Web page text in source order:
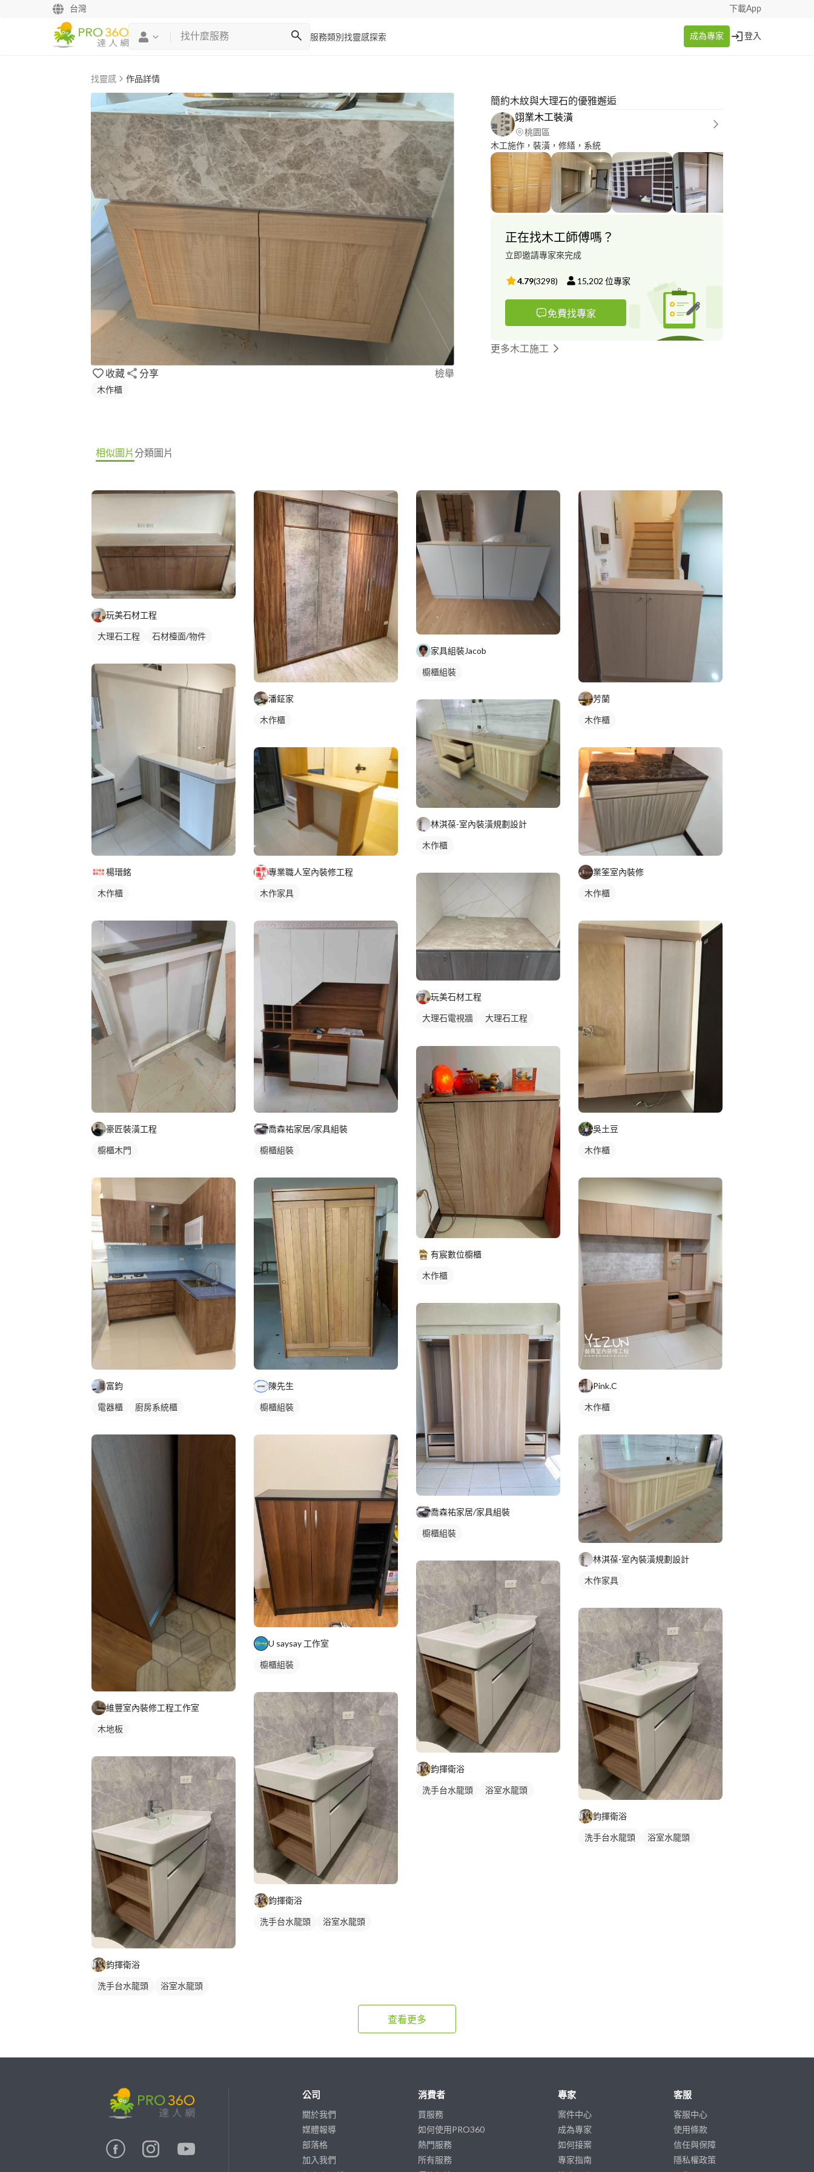
台灣 下載App
服務類別 找靈感探索 成為專家 登入
找靈感 作品詳情
收藏 分享 檢舉
木作櫃
簡約木紋與大理石的優雅邂逅
翊業木工裝潢
桃園區
木工施作，裝潢，修繕，系統
正在找木工師傅嗎？
立即邀請專家來完成
4.79(3298) 15,202 位專家
免費找專家
更多木工施工
相似圖片分類圖片
玩美石材工程
大理石工程 石材檯面/物件
楊瑨銘
木作櫃
豪匠裝潢工程
櫥櫃木門
富鈞
電器櫃 廚房系統櫃
維豐室內裝修工程工作室
木地板
鈞揮衛浴
洗手台水龍頭
浴室水龍頭
潘鉦家
木作櫃
專業職人室內裝修工程
木作家具
喬森祐家居/家具組裝
櫥櫃組裝
陳先生
櫥櫃組裝
U saysay 工作室
櫥櫃組裝
鈞揮衛浴
洗手台水龍頭
浴室水龍頭
家具組裝Jacob
櫥櫃組裝
林淇葆-室內裝潢規劃設計
木作櫃
玩美石材工程
大理石電視牆
大理石工程
有宸數位櫥櫃
木作櫃
喬森祐家居/家具組裝
櫥櫃組裝
鈞揮衛浴
洗手台水龍頭
浴室水龍頭
芳蘭
木作櫃
業筌室內裝修
木作櫃
吳土豆
木作櫃
Pink.C
木作櫃
林淇葆-室內裝潢規劃設計
木作家具
鈞揮衛浴
洗手台水龍頭
浴室水龍頭
查看更多
公司
關於我們
媒體報導
部落格
加入我們
消費者
買服務
如何使用PRO360
熱門服務
所有服務
專家
案件中心
成為專家
如何接案
專家指南
客服
客服中心
使用條款
信任與保障
隱私權政策